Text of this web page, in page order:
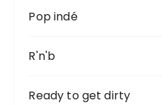
Pop indé
R'n'b
Ready to get dirty